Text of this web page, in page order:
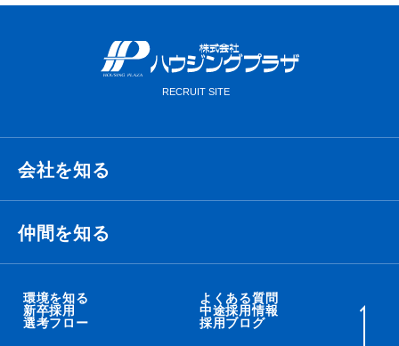
会社を知る
経営理念・ビジョン・ミッション
職種紹介
仲間を知る
衛藤 侑也
環境を知る よくある質問
新卒採用 中途採用情報
選考フロー 採用ブログ